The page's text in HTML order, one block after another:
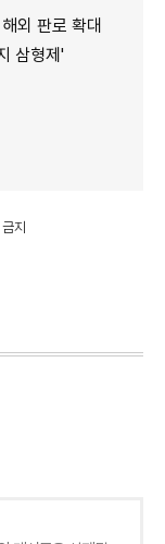
외 판로 확대
삼형제'
지